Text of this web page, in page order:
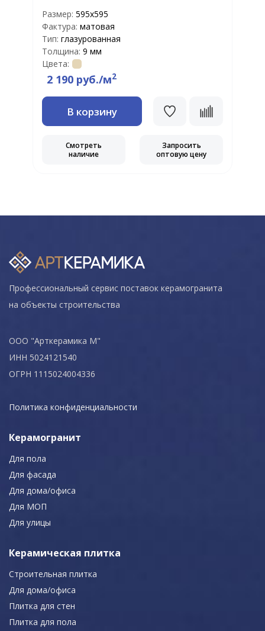
Размер: 595x595
Фактура: матовая
Тип: глазурованная
Толщина: 9 мм
Цвета:
2 190 руб./м2
В корзину
Смотреть
наличие
Запросить
оптовую цену
Профессиональный сервис поставок керамогранита
на объекты строительства
ООО "Арткерамика М"
ИНН 5024121540
ОГРН 1115024004336
Политика конфиденциальности
Керамогранит
Для пола
Для фасада
Для дома/офиса
Для МОП
Для улицы
Керамическая плитка
Строительная плитка
Для дома/офиса
Плитка для стен
Плитка для пола